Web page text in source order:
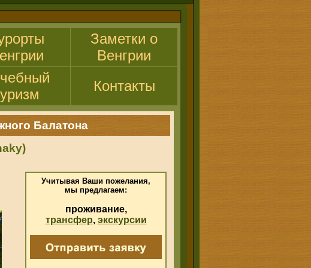
Заметки о
Венгрии
Контакты
Балатона
Учитывая Ваши пожелания,
мы предлагаем:
проживание,
трансфер, экскурсии